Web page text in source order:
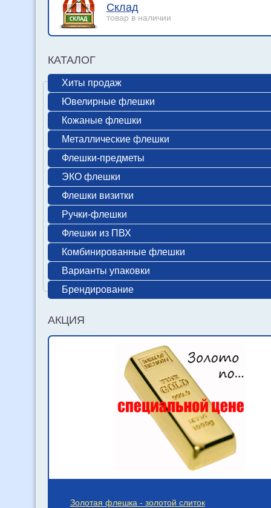
Склад
товар в наличии
КАТАЛОГ
Хиты продаж
Ювелирные флешки
Кожаные флешки
Металлические флешки
Флешки-предметы
ЭКО флешки
Флешки визитки
Ручки-флешки
Флешки из ПВХ
Комбинированные флешки
Варианты упаковки
Брендирование
АКЦИЯ
Золотая флешка - золотой слиток